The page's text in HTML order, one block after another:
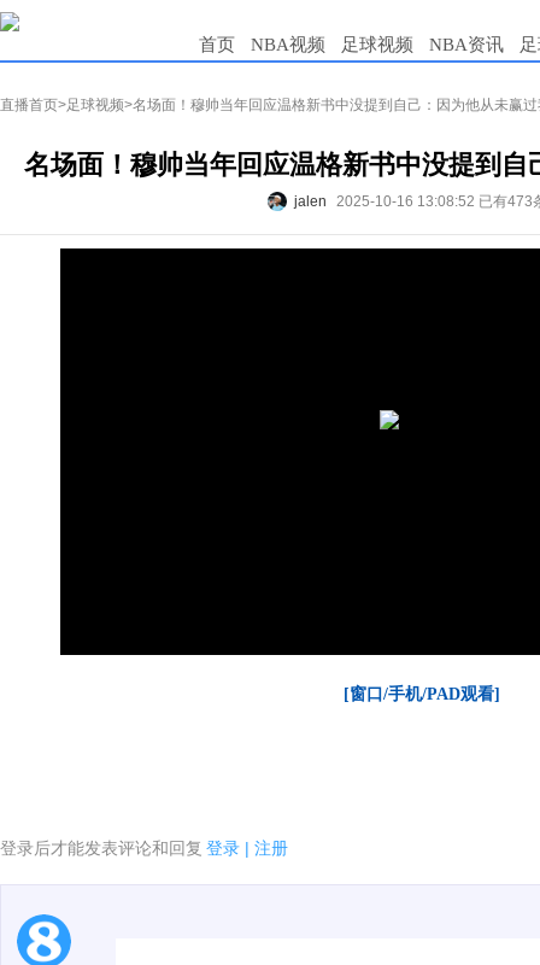
首页 NBA视频 足球视频 NBA资讯
直播首页>足球视频>名场面！穆帅当年回应温格新书中没提到自己：因为他从未赢
名场面！穆帅当年回应温格新书中没提到
jalen 2025-10-16 13:08:52 已有473
[窗口/手机/PAD观看]
登录后才能发表评论和回复 登录 | 注册